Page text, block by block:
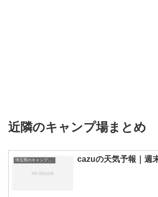
近隣のキャンプ場まとめ
埼玉県のキャンプ場一覧 cazuの天気予報｜週